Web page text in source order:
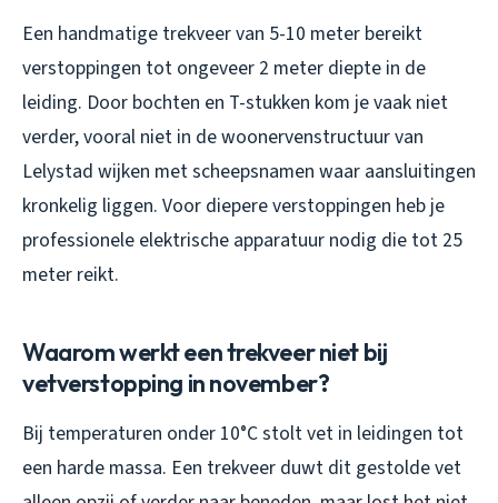
Een handmatige trekveer van 5-10 meter bereikt
verstoppingen tot ongeveer 2 meter diepte in de
leiding. Door bochten en T-stukken kom je vaak niet
verder, vooral niet in de woonervenstructuur van
Lelystad wijken met scheepsnamen waar aansluitingen
kronkelig liggen. Voor diepere verstoppingen heb je
professionele elektrische apparatuur nodig die tot 25
meter reikt.
Waarom werkt een trekveer niet bij
vetverstopping in november?
Bij temperaturen onder 10°C stolt vet in leidingen tot
een harde massa. Een trekveer duwt dit gestolde vet